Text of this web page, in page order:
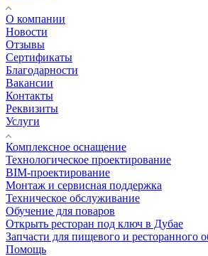
О компании
Новости
Отзывы
Сертификаты
Благодарности
Вакансии
Контакты
Реквизиты
Услуги
Комплексное оснащение
Технологическое проектирование
BIM-проектирование
Монтаж и сервисная поддержка
Техническое обслуживание
Обучение для поваров
Открыть ресторан под ключ в Дубае
Запчасти для пищевого и ресторанного
Помощь